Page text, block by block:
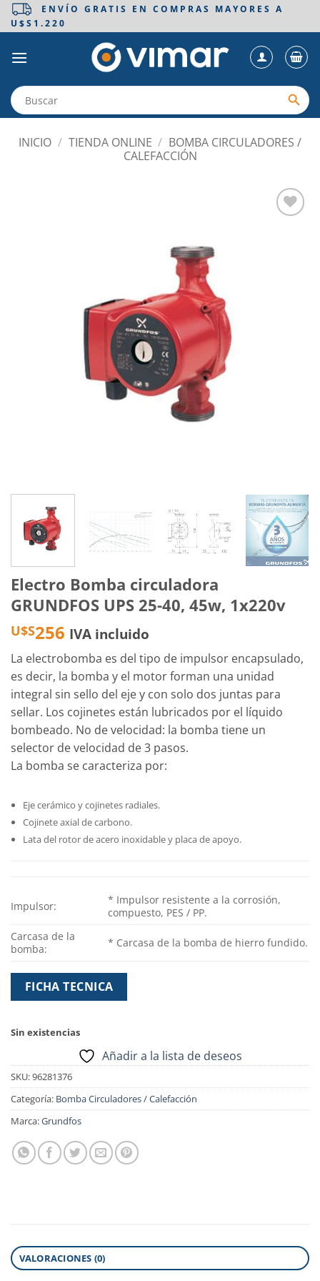
Saltar
ENVÍO GRATIS EN COMPRAS MAYORES A
U$S1.220
INICIO / TIENDA ONLINE / BOMBA CIRCULADORES /
CALEFACCIÓN
Electro Bomba circuladora
GRUNDFOS UPS 25-40, 45w, 1x220v
U$S256 IVA incluido
La electrobomba es del tipo de impulsor encapsulado,
es decir, la bomba y el motor forman una unidad
integral sin sello del eje y con solo dos juntas para
sellar. Los cojinetes están lubricados por el líquido
bombeado. No de velocidad: la bomba tiene un
selector de velocidad de 3 pasos.
La bomba se caracteriza por:
Eje cerámico y cojinetes radiales.
Cojinete axial de carbono.
Lata del rotor de acero inoxidable y placa de apoyo.
Impulsor:
* Impulsor resistente a la corrosión,
compuesto, PES / PP.
Carcasa de la
bomba:
* Carcasa de la bomba de hierro fundido.
FICHA TECNICA
Sin existencias
Añadir a la lista de deseos
SKU:96281376
Categoría: Bomba Circuladores / Calefacción
Marca:Grundfos
VALORACIONES (0)